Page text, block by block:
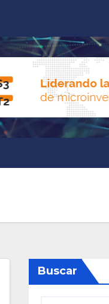
Buscar